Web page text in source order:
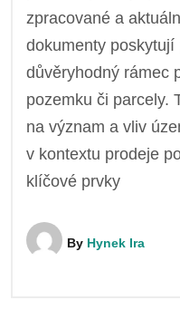
zpracované a
dokumenty
důvěryhodný rámec
pozemku či parcely.
na význam a vliv
v kontextu prodeje
klíčové prvky
By Hynek Ira